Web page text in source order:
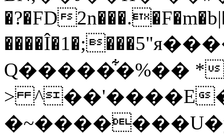
�?�FD
Q�����͋�%�� *
> ^��'����E